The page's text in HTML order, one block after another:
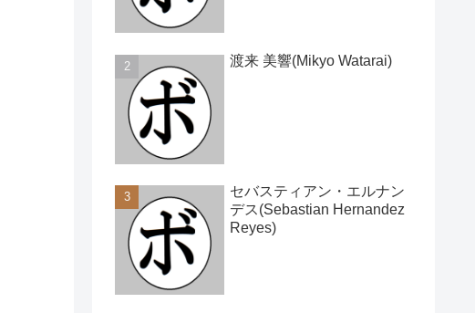
渡来 美響(Mikyo Watarai)
セバスティアン・エルナン
デス(Sebastian Hernandez
Reyes)